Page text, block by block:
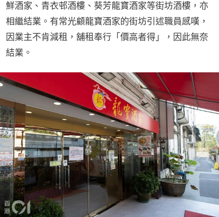
鮮酒家、青衣邨酒樓、葵芳龍寶酒家等街坊酒樓，亦
相繼結業。有常光顧龍寶酒家的街坊引述職員感嘆，
因業主不肯減租，舖租奉行「價高者得」，因此無奈
結業。